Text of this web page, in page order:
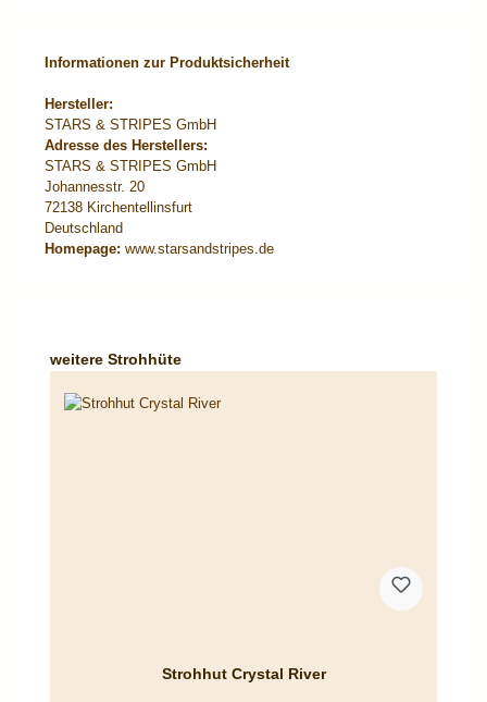
Informationen zur Produktsicherheit
Hersteller:
STARS & STRIPES GmbH
Adresse des Herstellers:
STARS & STRIPES GmbH
Johannesstr. 20
72138 Kirchentellinsfurt
Deutschland
Homepage: www.starsandstripes.de
Produktgalerie überspringen
weitere Strohhüte
Strohhut Crystal River